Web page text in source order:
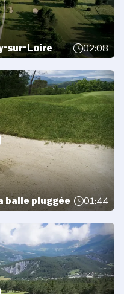
sur-Loire 02:08
balle pluggée 01:44